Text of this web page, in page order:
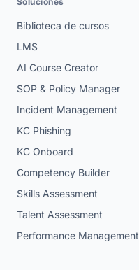
Biblioteca de cursos
LMS
AI Course Creator
SOP & Policy Manager
Incident Management
KC Phishing
KC Onboard
Competency Builder
Skills Assessment
Talent Assessment
Performance Management